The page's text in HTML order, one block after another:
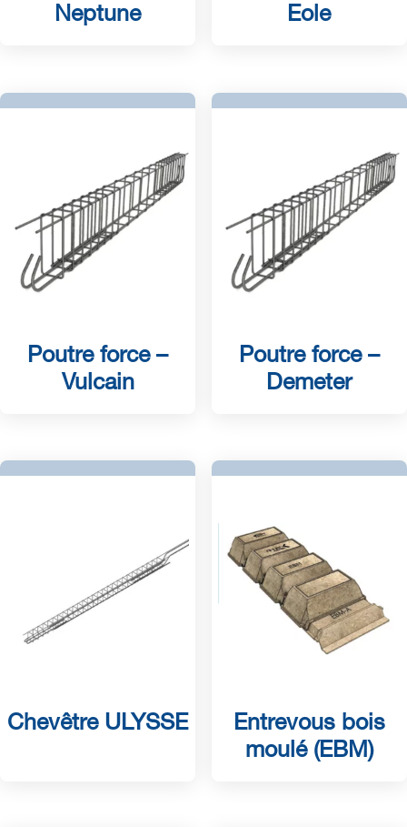
Neptune
Eole
Poutre force –
Vulcain
Poutre force –
Demeter
Chevêtre ULYSSE
Entrevous bois
moulé (EBM)